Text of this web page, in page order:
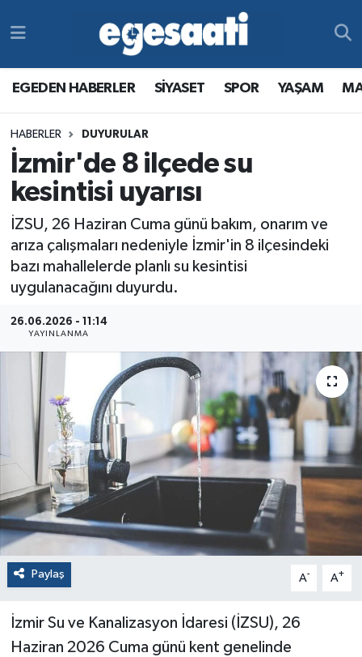
EGEDEN HABERLER SİYASET SPOR YAŞAM
HABERLER DUYURULAR
İzmir'de 8 ilçede su
kesintisi uyarısı
İZSU, 26 Haziran Cuma günü bakım, onarım ve
arıza çalışmaları nedeniyle İzmir'in 8 ilçesindeki
bazı mahallelerde planlı su kesintisi
uygulanacağını duyurdu.
26.06.2026 - 11:14
YAYINLANMA
Paylaş A- A+
İzmir Su ve Kanalizasyon İdaresi (İZSU), 26
Haziran 2026 Cuma günü kent genelinde
MAGAZİN
RESMİ REKLAMLAR
YAŞAM
MAGAZİN
RESMİ REKLAMLAR
Tüm Manşetler
Son Dakika Haberleri
Haber Arşivi